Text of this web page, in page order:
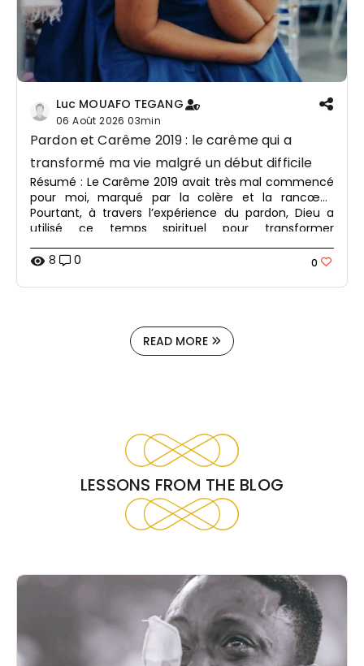
Luc MOUAFO TEGANG
06 Août 202603min
Pardon et Carême 2019 : le carême qui a
transformé ma vie malgré un début difficile
Résumé : Le Carême 2019 avait très mal commencé
pour moi, marqué par la colère et la rancœur.
Pourtant, à travers l’expérience du pardon, Dieu a
utilisé ce temps spirituel pour transformer
visibility 8 0 0
READ MORE
LESSONS FROM THE BLOG